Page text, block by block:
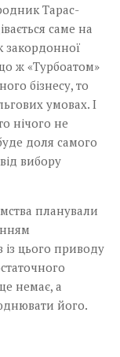
Тарас­
саме на
закордонної
ж «Турбоатом»
бізнесу, то
умовах. І
нічого не
доля самого
вибору
планували
із цього приводу
немає, а
його.